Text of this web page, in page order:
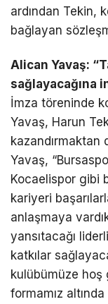
ardından Tekin,
bağlayan
Alican Yavaş:
sağlayacağına
İmza töreninde
Yavaş, Harun
kazandırmaktan
Yavaş,
Kocaelispor gibi
kariyeri
anlaşmaya
yansıtacağı
katkılar
kulübümüze hoş
formamız altında